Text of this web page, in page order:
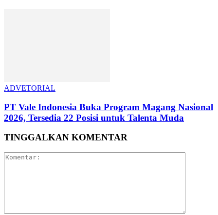
ADVETORIAL
PT Vale Indonesia Buka Program Magang Nasional
2026, Tersedia 22 Posisi untuk Talenta Muda
TINGGALKAN KOMENTAR